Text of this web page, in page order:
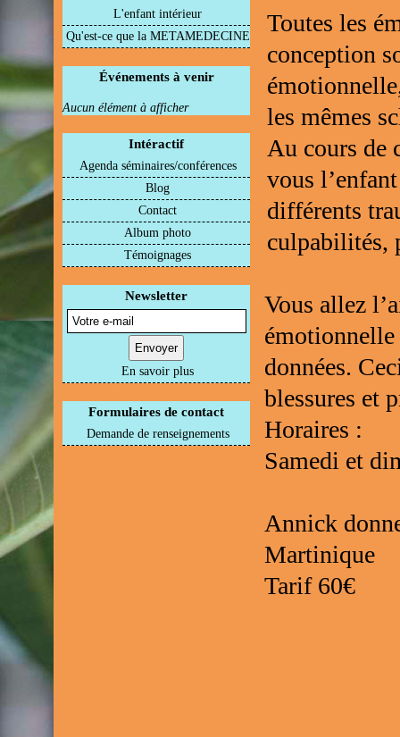
L'enfant intérieur
Qu'est-ce que la METAMEDECINE
Événements à venir
Aucun élément à afficher
Intéractif
Agenda séminaires/conférences
Blog
Contact
Album photo
Témoignages
Newsletter
En savoir plus
Formulaires de contact
Demande de renseignements
Toutes les
conception
les mêmes
Au cours de
vous
différents
culpabilités,
Vous allez
données.
blessures et
Horaires :
Samedi et
Annick
Martinique
Tarif 60€